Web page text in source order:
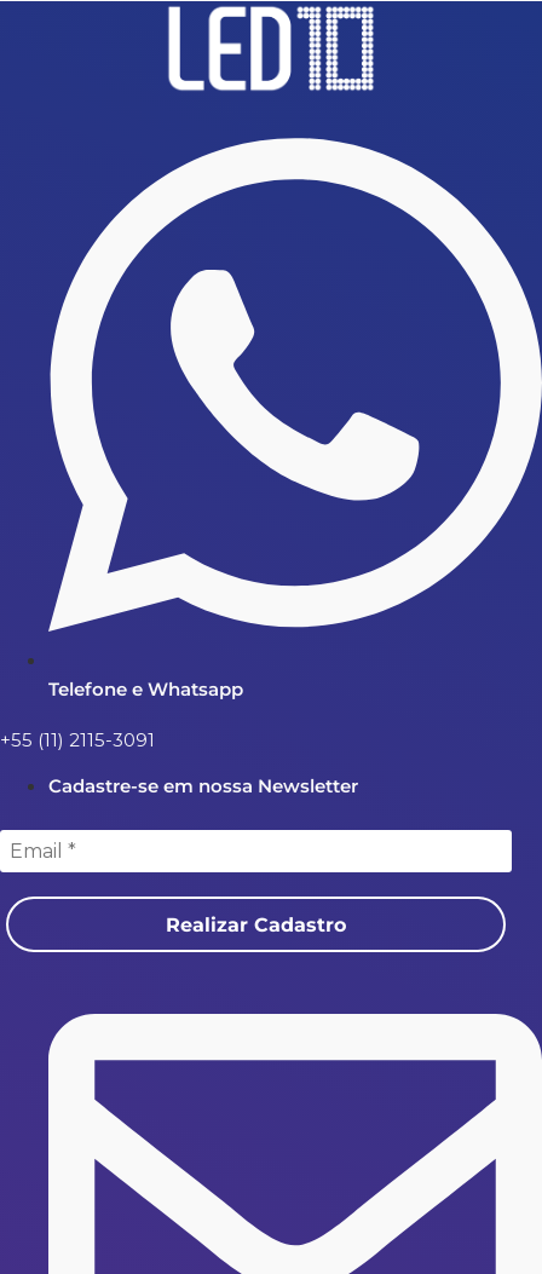
Telefone e Whatsapp
+55 (11) 2115-3091
Cadastre-se em nossa Newsletter
Realizar Cadastro